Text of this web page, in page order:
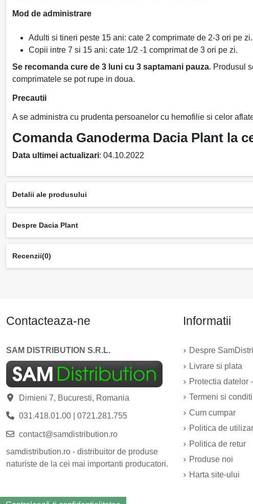
Mod de administrare
Adulti si tineri peste 15 ani: cate 2 comprimate de 2-3 ori pe zi.
Copii intre 7 si 15 ani: cate 1/2 -1 comprimat de 3 ori pe zi.
Se recomanda cure de 3 luni cu 3 saptamani pauza. Produsul
comprimatele se pot rupe in doua.
Precautii
A se administra cu prudenta persoanelor cu hemofilie si celor
Comanda Ganoderma Dacia Plant la
Data ultimei actualizari: 04.10.2022
Detalii ale produsului
Despre Dacia Plant
Recenzii(0)
Contacteaza-ne
SAM DISTRIBUTION S.R.L.
Dimieni 7, Bucuresti, Romania
031.418.01.00| 0721.281.755
contact@samdistribution.ro
samdistribution.ro - distribuitor de produse
naturiste de la cei mai importanti producatori.
Informatii
Despre
Livrare si plata
Protectia datelor
Termeni si
Cum cumpar
Politica de
Politica de retur
Produse noi
Harta site-ului